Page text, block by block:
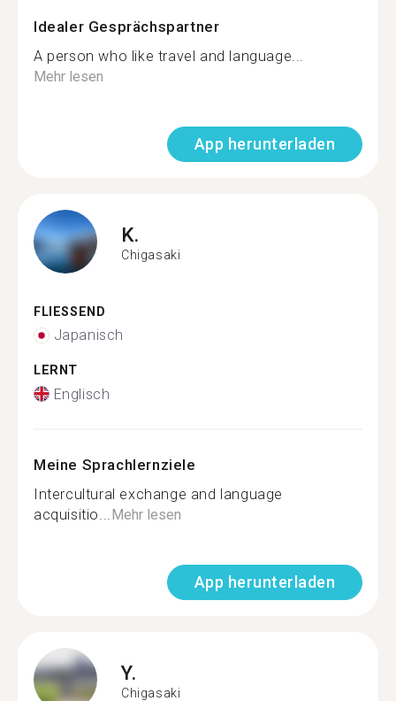
Idealer Gesprächspartner
A person who like travel and language...
Mehr lesen
App herunterladen
K.
Chigasaki
FLIESSEND
Japanisch
LERNT
Englisch
Meine Sprachlernziele
Intercultural exchange and language
acquisitio... Mehr lesen
App herunterladen
Y.
Chigasaki